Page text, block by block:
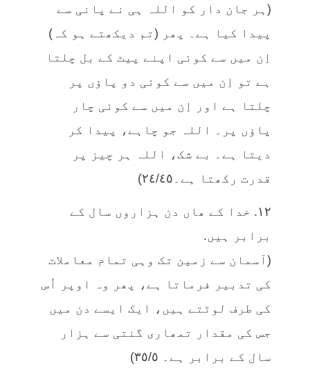
(ہر جان دار کو اللہ ہی نے پانی سے
پیدا کیا ہے۔ پھر (تم دیکھتے ہو کہ)
اِن میں سے کوئی اپنے پیٹ کے بل چلتا
ہے تو اِن میں سے کوئی دو پاؤں پر
چلتا ہے اور اِن میں سے کوئی چار
پاؤں پر۔ اللہ جو چاہے، پیدا کر
دیتا ہے۔ بے شک، اللہ ہر چیز پر
قدرت رکھتا ہے۔٢٤/٤٥)
١٢. خدا کے ھاں دن ہزاروں سال کے
برابر ہیں.
(آسمان سے زمین تک وہی تمام معاملات
کی تدبیر فرماتا ہے، پھر وہ اوپر اُس
کی طرف لوٹتے ہیں، ایک ایسے دن میں
جس کی مقدار تمھاری گنتی سے ہزار
سال کے برابر ہے۔ ٣٥/٥)